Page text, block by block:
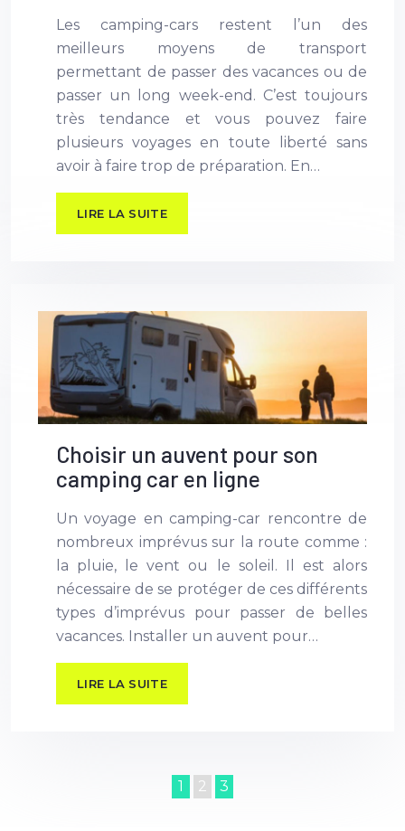
Les camping-cars restent l’un des
meilleurs moyens de transport
permettant de passer des vacances ou de
passer un long week-end. C’est toujours
très tendance et vous pouvez faire
plusieurs voyages en toute liberté sans
avoir à faire trop de préparation. En…
LIRE LA SUITE
Choisir un auvent pour son
camping car en ligne
Un voyage en camping-car rencontre de
nombreux imprévus sur la route comme :
la pluie, le vent ou le soleil. Il est alors
nécessaire de se protéger de ces différents
types d’imprévus pour passer de belles
vacances. Installer un auvent pour…
LIRE LA SUITE
1 2 3